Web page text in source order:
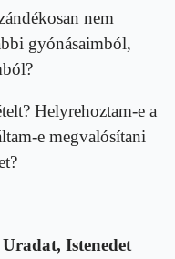
nem
gyónásaimból,
Helyrehoztam-e a
e megvalósítani
Istenedet